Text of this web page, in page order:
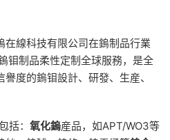
在線科技有限公司在鎢制品行業
钼制品柔性定制全球服務，是全
度的鎢钼設計、研發、生産、
括： 氧化鎢産品，如APT/WO3等